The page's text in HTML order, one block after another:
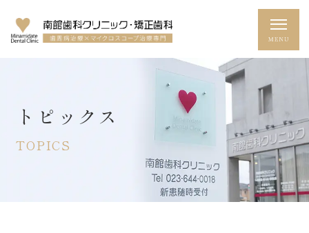
トピックス
TOPICS